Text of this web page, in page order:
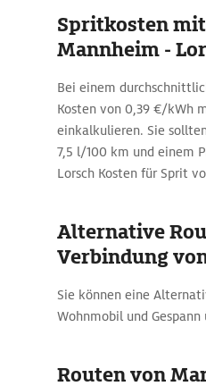
Spritkosten
Mannheim -
Bei einem
Kosten von 0,39 €/kWh
einkalkulieren. Sie
7,5 l/100 km und einem
Lorsch Kosten für Sprit
Alternative
Verbindung
Sie können eine
Wohnmobil und Gespann
Routen von